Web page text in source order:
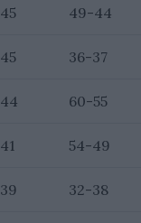
45 49-44
45 36-37
44 60-55
41 54-49
39 32-38